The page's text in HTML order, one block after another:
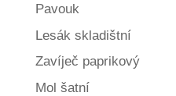
Pavouk
Lesák skladištní
Zavíječ paprikový
Mol šatní